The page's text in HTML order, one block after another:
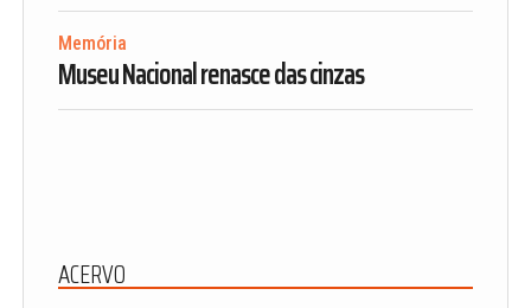
Memória
Museu Nacional renasce das cinzas
ACERVO